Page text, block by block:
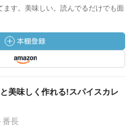
ます。美味しい。読んでるだけでも面
美味しく作れる!スパイスカレ
番長